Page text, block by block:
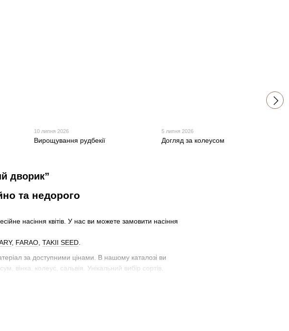
10 липня 2026
Вирощування рудбекії
5 липня 2026
Догляд за колеусом
дворик”
та недорого
насіння квітів. У нас ви можете замовити насіння
, FARAO, TAKII SEED.
за доступними цінами. В нашому каталозі ви
вінка, колеус, сальвія. Унікальний вибір сортів,